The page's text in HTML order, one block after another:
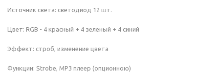
Источник света: светодиод 12 шт.
Цвет: RGB - 4 красный + 4 зеленый + 4 синий
Эффект: строб, изменение цвета
Функции: Strobe, MP3 плеер (опционною)